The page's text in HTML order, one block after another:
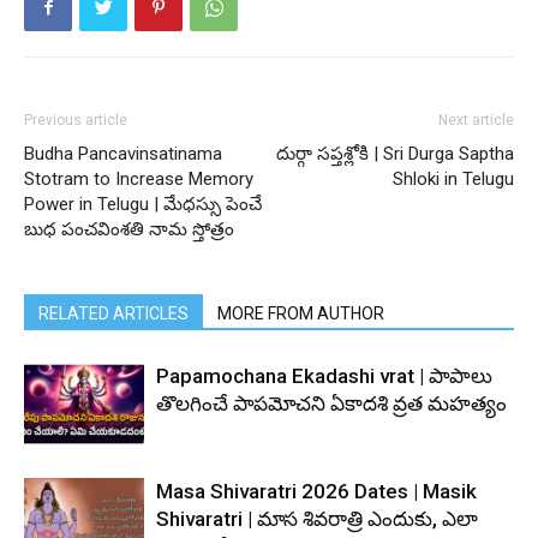
Previous article
Budha Pancavinsatinama
Stotram to Increase Memory
Power in Telugu | మేధస్సు పెంచే
బుధ పంచవింశతి నామ స్తోత్రం
Next article
దుర్గా సప్తశ్లోకి | Sri Durga Saptha
Shloki in Telugu
RELATED ARTICLES MORE FROM AUTHOR
Papamochana Ekadashi vrat | పాపాలు
తొలగించే పాపమోచని ఏకాదశి వ్రత మహత్యం
Masa Shivaratri 2026 Dates | Masik
Shivaratri | మాస శివరాత్రి ఎందుకు, ఎలా